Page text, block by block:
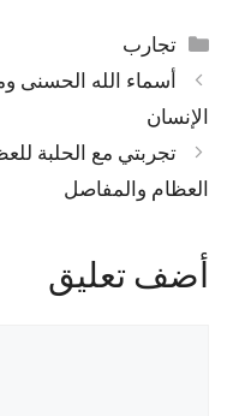
التصنيفات
تجارب
أسماء الله الحسنى
الإنسان
تجربتي مع الحلبة
العظام والمفاصل
أضف تعليق